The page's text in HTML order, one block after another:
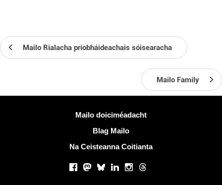
Mailo Rialacha príobháideachais sóisearacha
Mailo Family
Mailo doiciméadacht
Blag Mailo
Na Ceisteanna Coitianta
Facebook
Mastodon
BlueskyLinkedInInstagram
Threads